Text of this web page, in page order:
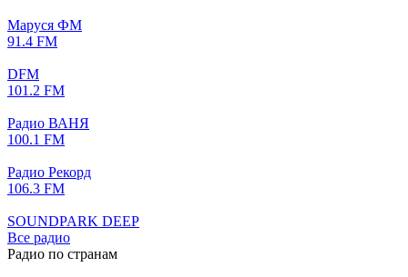
Маруся ФМ
91.4 FM
DFM
101.2 FM
Радио ВАНЯ
100.1 FM
Радио Рекорд
106.3 FM
SOUNDPARK DEEP
Все радио
Радио по странам